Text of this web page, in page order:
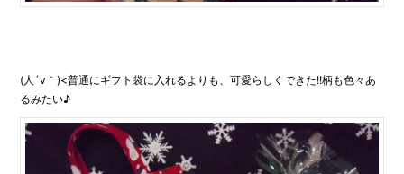
(人´v｀)<普通にギフト袋に入れるよりも、可愛らしくできた!!柄も色々あ
るみたい♪